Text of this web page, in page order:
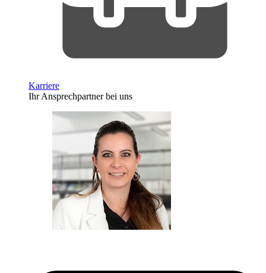
Karriere
Ihr Ansprechpartner bei uns